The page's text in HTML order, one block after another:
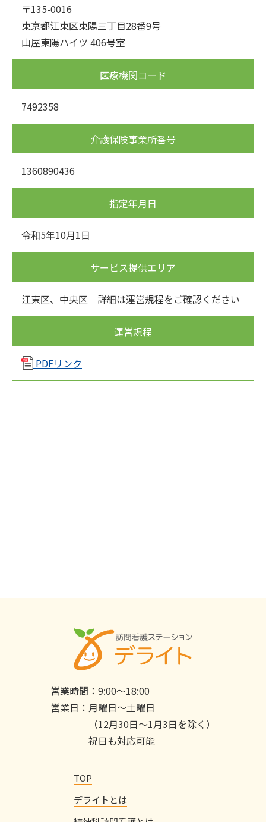
〒135-0016
東京都江東区東陽三丁目28番9号
山屋東陽ハイツ 406号室
医療機関コード
7492358
介護保険事業所番号
1360890436
指定年月日
令和5年10月1日
サービス提供エリア
江東区、中央区 詳細は運営規程をご確認ください
運営規程
PDFリンク
営業時間： 9:00〜18:00
営業日： 月曜日〜土曜日
（12月30日〜1月3日を除く）
祝日も対応可能
TOP
デライトとは